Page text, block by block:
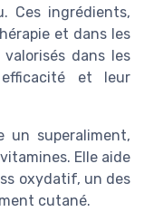
Ces ingrédients,
et dans les
dans les
et leur
un superaliment,
Elle aide
oxydatif, un des
cutané.